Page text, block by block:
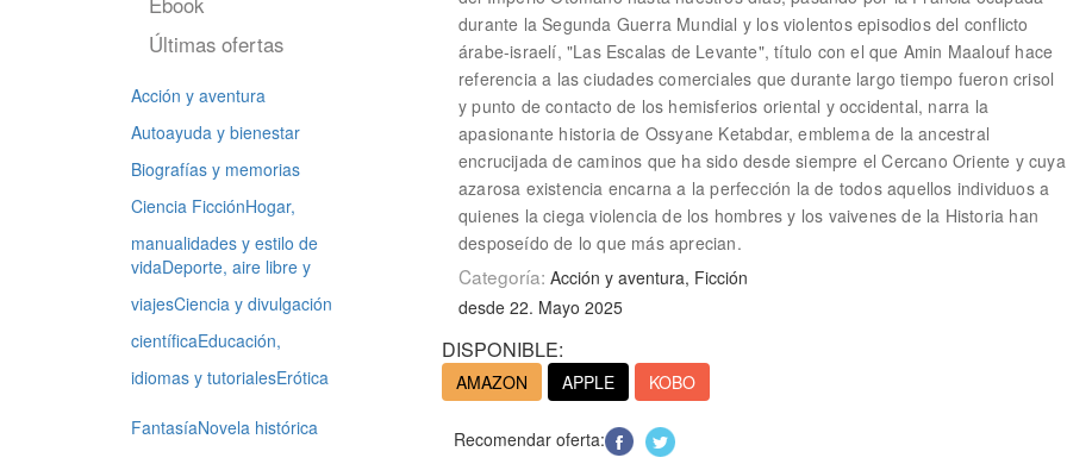
Últimas ofertas
Acción y aventura
Autoayuda y bienestar
Biografías y memorias
Ciencia FicciónHogar,
manualidades y estilo de
vidaDeporte, aire libre y
viajesCiencia y divulgación
científicaEducación,
idiomas y tutorialesErótica
FantasíaNovela histórica
durante la Segunda Guerra Mundial y los violentos episodios del conflicto
árabe-israelí, "Las Escalas de Levante", ­título con el que Amin Maalouf hace
referencia a las ciudades comerciales que durante largo tiempo fueron crisol
y punto de contacto de los hemisferios oriental y occidental­, narra la
apasionante historia de Ossyane Ketabdar, emblema de la ancestral
encrucijada de caminos que ha sido desde siempre el Cercano Oriente y cuya
azarosa existencia encarna a la perfección la de todos aquellos individuos a
quienes la ciega violencia de los hombres y los vaivenes de la Historia han
desposeído de lo que más aprecian.
Categoría: Acción y aventura, Ficción
desde 22. Mayo 2025
DISPONIBLE:
AMAZON APPLE KOBO
Recomendar oferta: